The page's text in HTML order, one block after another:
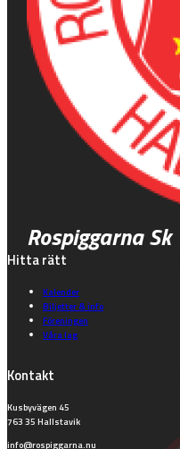
Rospiggarna Sk
Hitta rätt
Kalender
Biljetter & info
Föreningen
Våra lag
Kontakt
Kusbyvägen 45
763 35 Hallstavik
info@rospiggarna.nu